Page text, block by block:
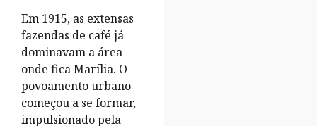
Em 1915, as extensas
fazendas de café já
dominavam a área
onde fica Marília. O
povoamento urbano
começou a se formar,
impulsionado pela